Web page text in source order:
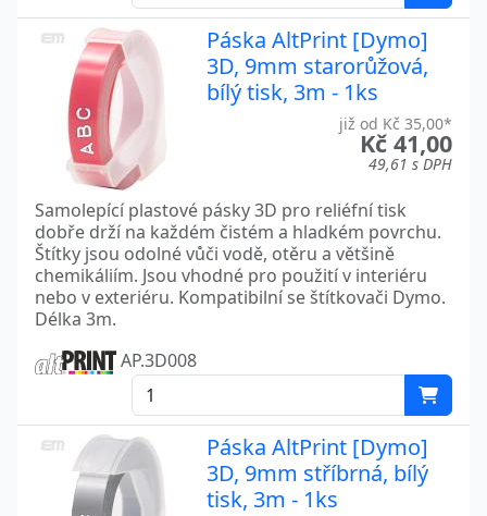
Páska AltPrint [Dymo]
3D, 9mm starorůžová,
bílý tisk, 3m - 1ks
již od Kč 35,00*
Kč 41,00
49,61 s DPH
Samolepící plastové pásky 3D pro reliéfní tisk
dobře drží na každém čistém a hladkém povrchu.
Štítky jsou odolné vůči vodě, otěru a většině
chemikáliím. Jsou vhodné pro použití v interiéru
nebo v exteriéru. Kompatibilní se štítkovači Dymo.
Délka 3m.
AP.3D008
Páska AltPrint [Dymo]
3D, 9mm stříbrná, bílý
tisk, 3m - 1ks